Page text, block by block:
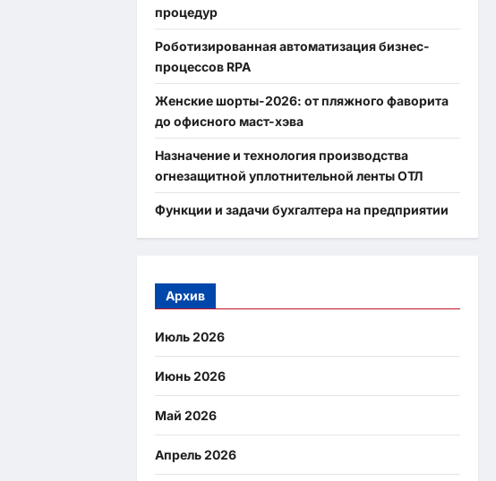
процедур
Роботизированная автоматизация бизнес-
процессов RPA
Женские шорты-2026: от пляжного фаворита
до офисного маст-хэва
Назначение и технология производства
огнезащитной уплотнительной ленты ОТЛ
Функции и задачи бухгалтера на предприятии
Архив
Июль 2026
Июнь 2026
Май 2026
Апрель 2026